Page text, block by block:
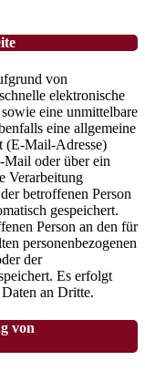
von
elektronische
eine unmittelbare
eine allgemeine
(E-Mail-Adresse)
Mail oder über ein
Verarbeitung
betroffenen Person
gespeichert.
Person an den für
personenbezogenen
der
Es erfolgt
an Dritte.
von